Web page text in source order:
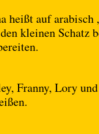
heißt auf
kleinen Schatz
Franny, Lory